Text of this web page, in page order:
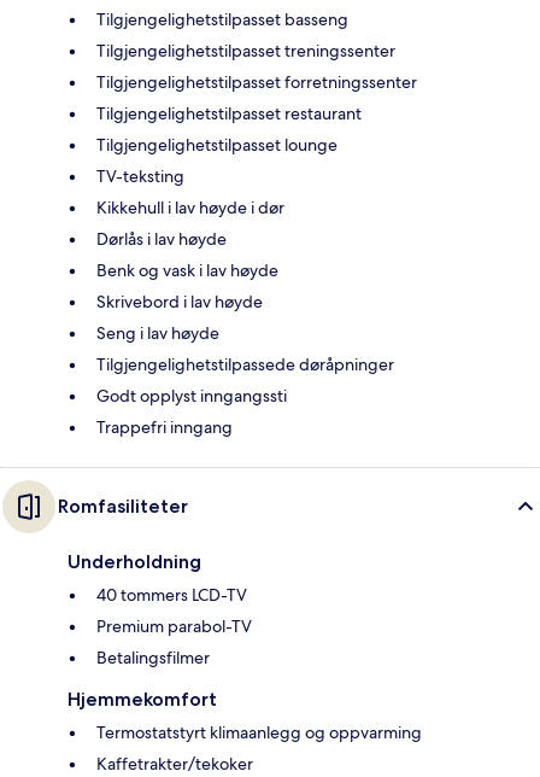
Tilgjengelighetstilpasset basseng
Tilgjengelighetstilpasset treningssenter
Tilgjengelighetstilpasset forretningssenter
Tilgjengelighetstilpasset restaurant
Tilgjengelighetstilpasset lounge
TV-teksting
Kikkehull i lav høyde i dør
Dørlås i lav høyde
Benk og vask i lav høyde
Skrivebord i lav høyde
Seng i lav høyde
Tilgjengelighetstilpassede døråpninger
Godt opplyst inngangssti
Trappefri inngang
Romfasiliteter
Underholdning
40 tommers LCD-TV
Premium parabol-TV
Betalingsfilmer
Hjemmekomfort
Termostatstyrt klimaanlegg og oppvarming
Kaffetrakter/tekoker